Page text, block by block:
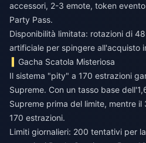
accessori, 2-3 emote, token
Party Pass.
Disponibilità limitata: rotazioni di
artificiale per spingere all'acquisto
Gacha Scatola Misteriosa
Il sistema "pity" a 170 estrazioni
Supreme. Con un tasso base
Supreme prima del limite, mentre
170 estrazioni.
Limiti giornalieri: 200 tentativi per